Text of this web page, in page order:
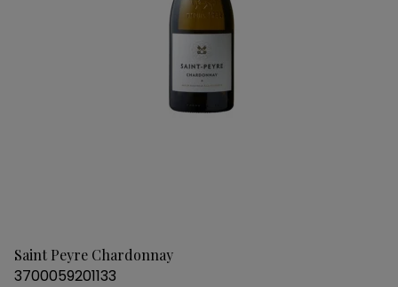
Saint Peyre Chardonnay
3700059201133